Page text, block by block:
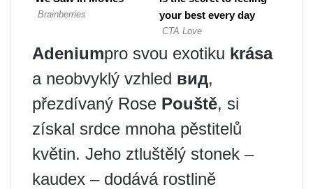
Adeniumpro svou exotiku krása
a neobvyklý vzhled вид,
přezdívaný Rose Pouště, si
získal srdce mnoha pěstitelů
květin. Jeho ztluštělý stonek –
kaudex – dodává rostlině